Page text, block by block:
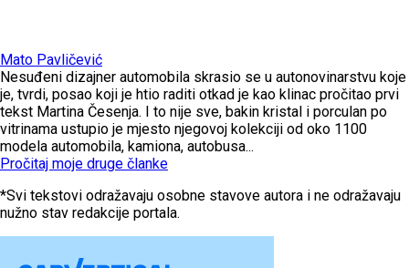
Mato Pavličević
Nesuđeni dizajner automobila skrasio se u autonovinarstvu koje
je, tvrdi, posao koji je htio raditi otkad je kao klinac pročitao prvi
tekst Martina Česenja. I to nije sve, bakin kristal i porculan po
vitrinama ustupio je mjesto njegovoj kolekciji od oko 1100
modela automobila, kamiona, autobusa...
Pročitaj moje druge članke
*Svi tekstovi odražavaju osobne stavove autora i ne odražavaju
nužno stav redakcije portala.